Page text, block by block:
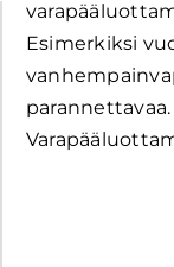
Esimerkiksi